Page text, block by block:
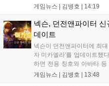
벌게임센터 제작지원 사업
장을 위한 협력을 지속 확대
게임뉴스 | 김병호 | 14:19
넥슨, 던전앤파이터
데이트
넥슨이 던전앤파이터에 최
자 미카엘라'를 업데이트했
하면 전용 칭호와 아바타
명예 보상을 지급한다. 또한
게임뉴스 | 김병호 | 13:48